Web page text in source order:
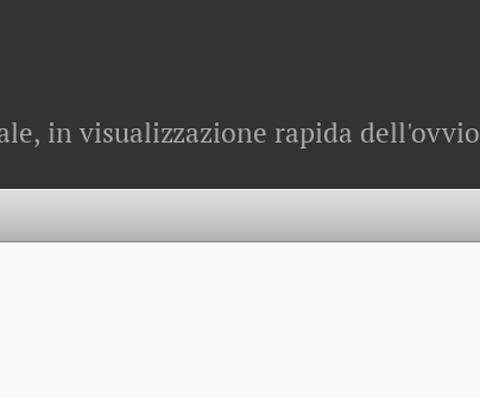
in visualizzazione rapida dell'ovvio